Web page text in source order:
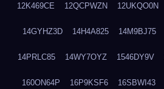
12K469CE 12QCPWZN 12UKQO0N
14GYHZ3D 14H4A825 14M9BJ75
14PRLC85 14WY7OYZ 1546DY9V
160ON64P 16P9KSF6 16SBWI43